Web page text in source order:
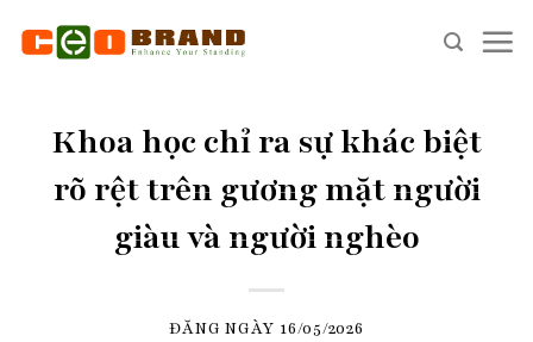
Khoa học chỉ ra sự khác biệt
rõ rệt trên gương mặt người
giàu và người nghèo
ĐĂNG NGÀY 16/05/2026